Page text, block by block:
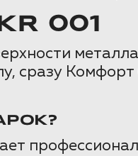
001
сразу Комфорт